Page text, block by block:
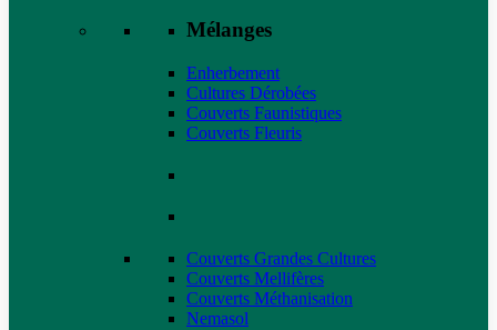
Mélanges
Enherbement
Cultures Dérobées
Couverts Faunistiques
Couverts Fleuris
Couverts Grandes Cultures
Couverts Mellifères
Couverts Méthanisation
Nemasol